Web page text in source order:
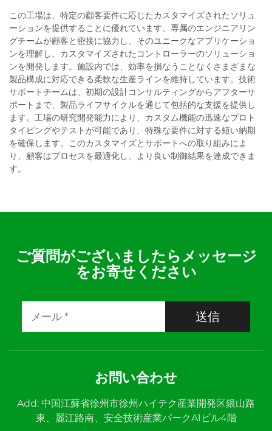
この工場は、特定の顧客要件に応じたカスタマイズされたソリュ
ーションを提供することに優れています。専属のエンジニアリン
グチームが顧客と密接に協力し、そのユニークなアプリケーショ
ンを理解し、カスタマイズされたコントローラーのソリューショ
ンを開発します。施設内では、効率を損なうことなくさまざまな
製品構成に対応できる柔軟な生産ラインを維持しています。技術
サポートチームは、初期の設計コンサルティングからアフターサ
ポートまで、製品ライフサイクルを通じて包括的な支援を提供し
ます。工場の研究開発能力により、カスタム機能の迅速なプロト
タイピングやテストが可能であり、特殊な要件に対する短い納期
を確保します。このカスタマイズとサポートへの取り組みによ
り、顧客はプロセスを最適化し、より良い制御結果を達成できま
す。
ご質問がございましたらメッセージ
をお寄せください
送信
お問い合わせ
Add: 中国江蘇省徐州市徐州ハイテク産業開発区銀山路
東、麗江路南、安全技術産業パークA1ビル4階